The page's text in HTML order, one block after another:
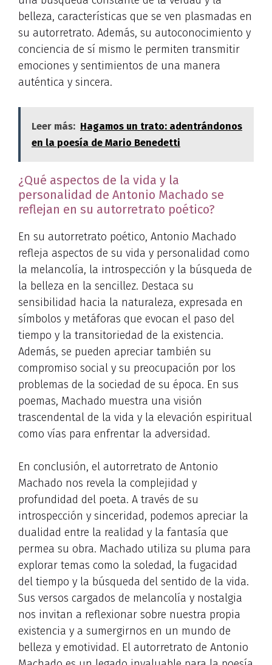
belleza, características que se ven plasmadas en
su autorretrato. Además, su autoconocimiento y
conciencia de sí mismo le permiten transmitir
emociones y sentimientos de una manera
auténtica y sincera.
Leer más: Hagamos un trato: adentrándonos
en la poesía de Mario Benedetti
¿Qué aspectos de la vida y la
personalidad de Antonio Machado se
reflejan en su autorretrato poético?
En su autorretrato poético, Antonio Machado
refleja aspectos de su vida y personalidad como
la melancolía, la introspección y la búsqueda de
la belleza en la sencillez. Destaca su
sensibilidad hacia la naturaleza, expresada en
símbolos y metáforas que evocan el paso del
tiempo y la transitoriedad de la existencia.
Además, se pueden apreciar también su
compromiso social y su preocupación por los
problemas de la sociedad de su época. En sus
poemas, Machado muestra una visión
trascendental de la vida y la elevación espiritual
como vías para enfrentar la adversidad.
En conclusión, el autorretrato de Antonio
Machado nos revela la complejidad y
profundidad del poeta. A través de su
introspección y sinceridad, podemos apreciar la
dualidad entre la realidad y la fantasía que
permea su obra. Machado utiliza su pluma para
explorar temas como la soledad, la fugacidad
del tiempo y la búsqueda del sentido de la vida.
Sus versos cargados de melancolía y nostalgia
nos invitan a reflexionar sobre nuestra propia
existencia y a sumergirnos en un mundo de
belleza y emotividad. El autorretrato de Antonio